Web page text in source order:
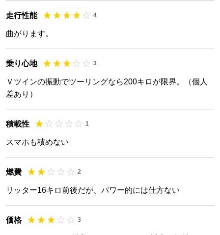
走行性能 4
曲がります。
乗り心地 3
Ｖツインの振動でツーリングなら200キロが限界。（個人
差あり）
積載性 1
スマホも積めない
燃費 2
リッター16キロ前後だが、パワー的には仕方ない
価格 3